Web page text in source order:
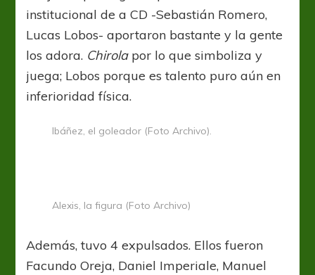
institucional de a CD -Sebastián Romero,
Lucas Lobos- aportaron bastante y la gente
los adora. Chirolapor lo que simboliza y
juega; Lobos porque es talento puro aún en
inferioridad física.
Ibáñez, el goleador (Foto Archivo).
Alexis, la figura (Foto Archivo)
Además, tuvo 4 expulsados. Ellos fueron
Facundo Oreja, Daniel Imperiale, Manuel